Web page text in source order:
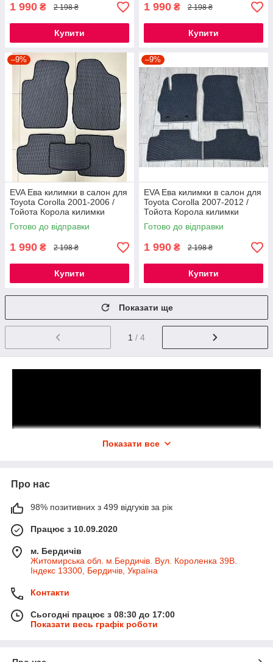
1 990 ₴ 2 198 ₴
Купити
1 990 ₴ 2 198 ₴
Купити
–9%
EVA Ева килимки в салон для
Toyota Corolla 2001-2006 /
Тойота Корола килимки
Готово до відправки
1 990 ₴ 2 198 ₴
Купити
–9%
EVA Ева килимки в салон для
Toyota Corolla 2007-2012 /
Тойота Корола килимки
Готово до відправки
1 990 ₴ 2 198 ₴
Купити
Показати ще
1 / 4
Показати все
Про нас
98% позитивних з 499 відгуків за рік
Працює з 10.09.2020
м. Бердичів
Житомирська обл. м.Бердичів. Вул. Короленка 39В.
Індекс 13300, Бердичів, Україна
Контакти
Сьогодні працює з 08:30 до 17:00
Показати весь графік роботи